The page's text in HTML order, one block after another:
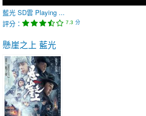
藍光 SD雲 Playing ...
評分：
7.3 分
懸崖之上 藍光